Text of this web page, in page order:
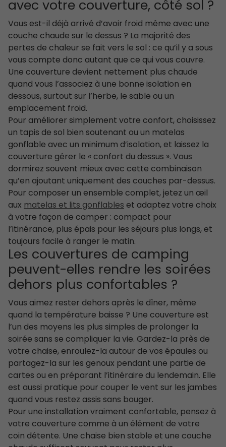
avec votre couverture, côté sol ?
Vous est-il déjà arrivé d’avoir froid même avec une
couche chaude sur le dessus ? La majorité des
pertes de chaleur se fait vers le sol : ce qu’il y a sous
vous compte donc autant que ce qui vous couvre.
Une couverture devient nettement plus chaude
quand vous l’associez à une bonne isolation en
dessous, surtout sur l’herbe, le sable ou un
emplacement froid.
Pour améliorer simplement votre confort, choisissez
un tapis de sol bien soutenant ou un matelas
gonflable avec un minimum d’isolation, et laissez la
couverture gérer le « confort du dessus ». Vous
dormirez souvent mieux avec cette combinaison
qu’en ajoutant uniquement des couches par-dessus.
Pour composer un ensemble complet, jetez un œil
auxmatelas et lits gonflableset adaptez votre choix
à votre façon de camper : compact pour
l’itinérance, plus épais pour les séjours plus longs, et
toujours facile à ranger le matin.
Les couvertures de camping
peuvent-elles rendre les soirées
dehors plus confortables ?
Vous aimez rester dehors après le dîner, même
quand la température baisse ? Une couverture est
l’un des moyens les plus simples de prolonger la
soirée sans se compliquer la vie. Gardez-la près de
votre chaise, enroulez-la autour de vos épaules ou
partagez-la sur les genoux pendant une partie de
cartes ou en préparant l’itinéraire du lendemain. Elle
est aussi pratique pour couper le vent sur les jambes
quand vous restez assis sans bouger.
Pour une installation vraiment confortable, pensez à
votre couverture comme à un élément de votre
coin détente. Une chaise bien stable et une couche